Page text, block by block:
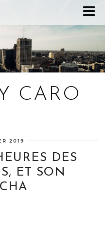
CARO
2019
DES
ET SON